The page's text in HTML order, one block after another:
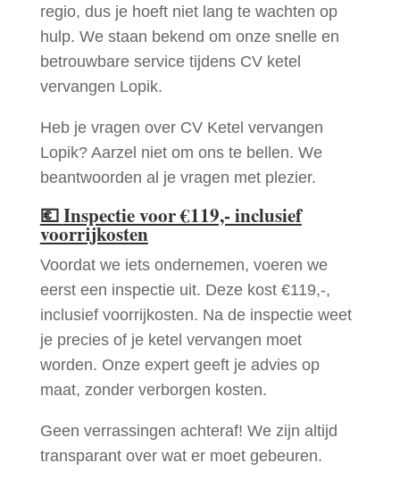
regio, dus je hoeft niet lang te wachten op
hulp. We staan bekend om onze snelle en
betrouwbare service tijdens CV ketel
vervangen Lopik.
Heb je vragen over CV Ketel vervangen
Lopik? Aarzel niet om ons te bellen. We
beantwoorden al je vragen met plezier.
💶Inspectie voor €119,- inclusief
voorrijkosten
Voordat we iets ondernemen, voeren we
eerst een inspectie uit. Deze kost €119,-,
inclusief voorrijkosten. Na de inspectie weet
je precies of je ketel vervangen moet
worden. Onze expert geeft je advies op
maat, zonder verborgen kosten.
Geen verrassingen achteraf! We zijn altijd
transparant over wat er moet gebeuren.